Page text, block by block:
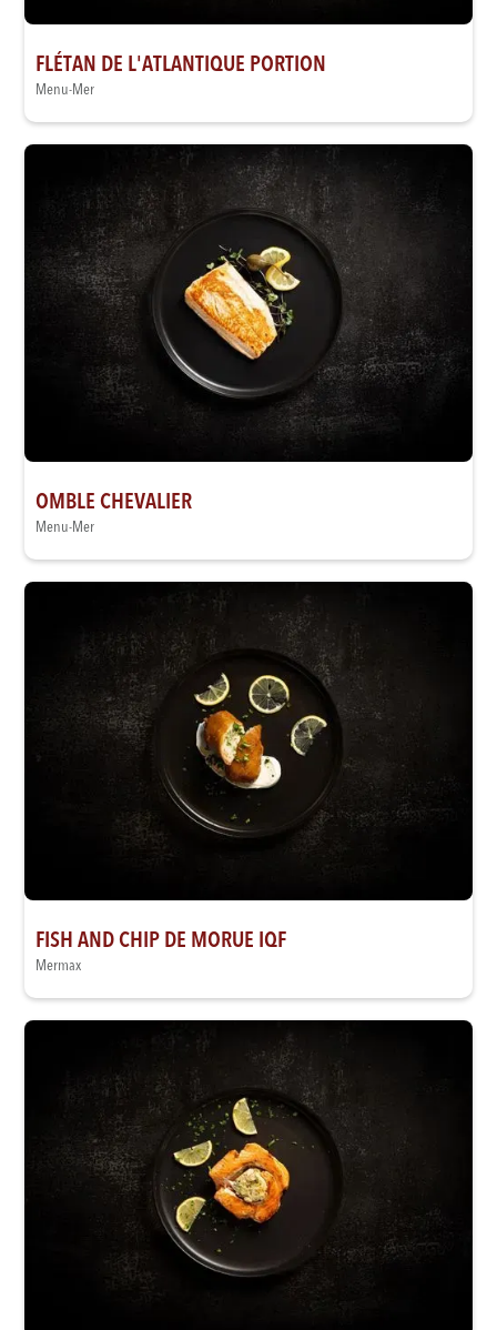
FLÉTAN DE L'ATLANTIQUE PORTION
Menu-Mer
OMBLE CHEVALIER
Menu-Mer
FISH AND CHIP DE MORUE IQF
Mermax